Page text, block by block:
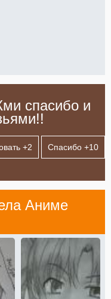
спасибо и
+2 Спасибо +10
Аниме